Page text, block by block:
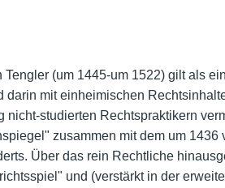
Häufige Fragen
Nutzungshinweise
(um 1445-um 1522) gilt als
mit einheimischen
studierten Rechtspraktikern
zusammen mit dem um 1436
Über das rein Rechtliche
und (verstärkt in der